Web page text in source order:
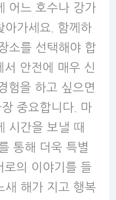
어느 호수나 강가
아가세요. 함께하
소를 선택해야 합
서 안전에 매우 신
험을 하고 싶으면
중요합니다. 마
시간을 보낼 때
통해 더욱 특별
로의 이야기를 들
새 해가 지고 행복